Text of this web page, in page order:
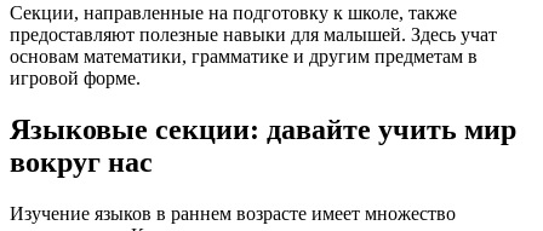
Секции, направленные на подготовку к школе, также
предоставляют полезные навыки для малышей. Здесь учат
основам математики, грамматике и другим предметам в
игровой форме.
Языковые секции: давайте учить мир
вокруг нас
Изучение языков в раннем возрасте имеет множество